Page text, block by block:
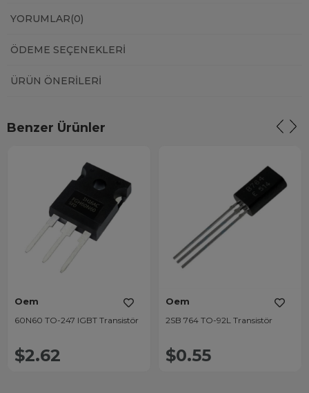
YORUMLAR(0)
ÖDEME SEÇENEKLERI
ÜRÜN ÖNERILERI
Benzer Ürünler
Oem
60N60 TO-247 IGBT Transistör
$2.62
Oem
2SB 764 TO-92L Transistör
$0.55